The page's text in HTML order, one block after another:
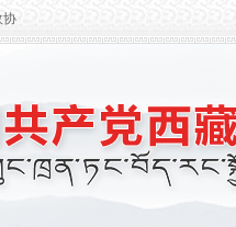
协